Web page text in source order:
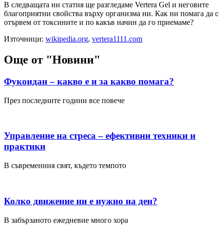
В следващата ни статия ще разгледаме Vertera Gel и неговите
благоприятни свойства върху организма ни. Как ни помага да
отървем от токсините и по какъв начин да го приемаме?
Източници: wikipedia.org, vertera1111.com
Още от "Новини"
Фукоидан – какво е и за какво помага?
През последните години все повече
Управление на стреса – ефективни техники и
практики
В съвременния свят, където темпото
Колко движение ни е нужно на ден?
В забързаното ежедневие много хора